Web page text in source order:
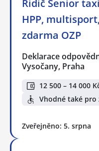
Řidič Senior
HPP,
zdarma OZP
Deklarace
Vysočany, Praha
12 500 – 14 000
Vhodné také
Zveřejněno: 5. srpna